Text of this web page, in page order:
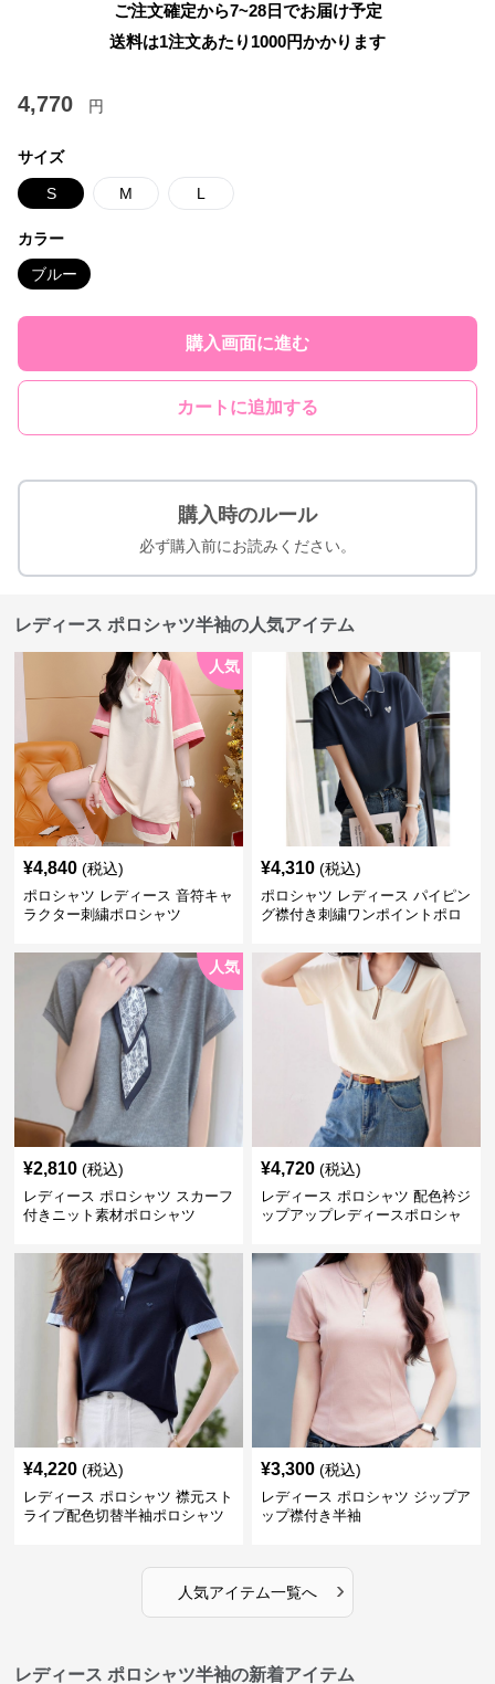
ご注文確定から7~28日でお届け予定
送料は1注文あたり 1000円かかります
4,770 円
サイズ
S M L
カラー
ブルー
購入画面に進む
カートに追加する
購入時のルール
必ず購入前にお読みください。
レディース ポロシャツ半袖の人気アイテム
人気
¥4,840 (税込)
ポロシャツ レディース 音符キャ
ラクター刺繍ポロシャツ
¥4,310 (税込)
ポロシャツ レディース パイピン
グ襟付き刺繍ワンポイントポロ
人気
¥2,810 (税込)
レディース ポロシャツ スカーフ
付きニット素材ポロシャツ
¥4,720 (税込)
レディース ポロシャツ 配色衿ジ
ップアップレディースポロシャ
¥4,220 (税込)
レディース ポロシャツ 襟元スト
ライプ配色切替半袖ポロシャツ
¥3,300 (税込)
レディース ポロシャツ ジップア
ップ襟付き半袖
人気アイテム一覧へ ›
レディース ポロシャツ半袖の新着アイテム